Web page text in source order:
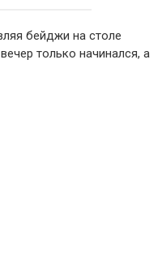
бейджи на столе
только начинался, а